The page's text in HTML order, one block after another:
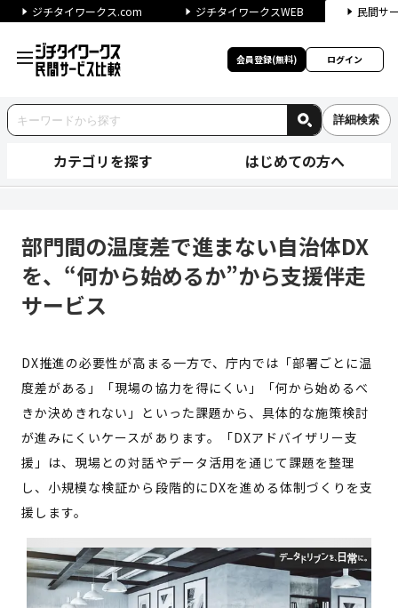
ジチタイワークス.com ジチタイワークスWEB 民間サ
会員登録(無料) ログイン
詳細検索
カテゴリを探す はじめての方へ
部門間の温度差で進まない自治体DX
を、“何から始めるか”から支援伴走
サービス
DX推進の必要性が高まる一方で、庁内では「部署ごとに温
度差がある」「現場の協力を得にくい」「何から始めるべ
きか決めきれない」といった課題から、具体的な施策検討
が進みにくいケースがあります。「DXアドバイザリー支
援」は、現場との対話やデータ活用を通じて課題を整理
し、小規模な検証から段階的にDXを進める体制づくりを支
援します。